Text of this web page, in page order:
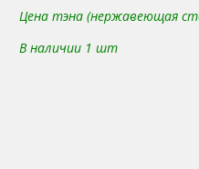
Цена тэна (нержавеющая
В наличии 1 шт